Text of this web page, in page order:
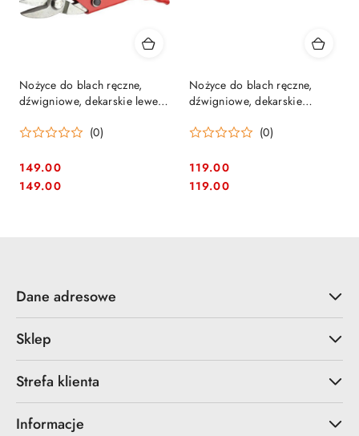
Nożyce do blach ręczne,
dźwigniowe, dekarskie lewe
(0)
Cena:
149.00
Cena:
149.00
Nożyce do blach ręczne,
dźwigniowe, dekarskie
(0)
Cena:
119.00
Cena:
119.00
Dane adresowe
Sklep
Strefa klienta
Informacje